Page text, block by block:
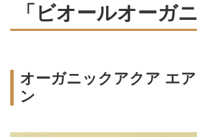
「ビオールオーガ
オーガニックアクア エ
ン